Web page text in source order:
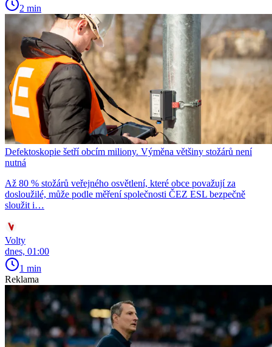
2 min
Defektoskopie šetří obcím miliony. Výměna většiny stožárů není
nutná
Až 80 % stožárů veřejného osvětlení, které obce považují za
dosloužilé, může podle měření společnosti ČEZ ESL bezpečně
sloužit i…
Volty
dnes, 01:00
1 min
Reklama